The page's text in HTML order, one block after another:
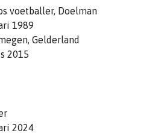
voetballer, Doelman
1989
Gelderland
2015
2024